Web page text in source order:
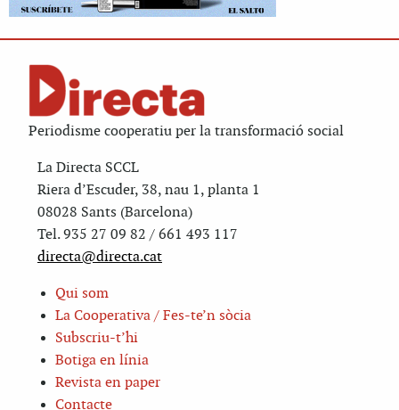
Periodisme cooperatiu per la transformació social
La Directa SCCL
Riera d’Escuder, 38, nau 1, planta 1
08028 Sants (Barcelona)
Tel. 935 27 09 82 / 661 493 117
directa@directa.cat
Qui som
La Cooperativa / Fes-te’n sòcia
Subscriu-t’hi
Botiga en línia
Revista en paper
Contacte